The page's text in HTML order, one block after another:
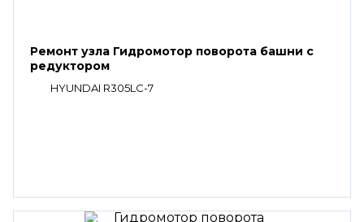
Ремонт узла Гидромотор поворота башни с
редуктором
HYUNDAI R305LC-7